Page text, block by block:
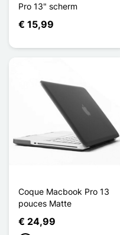
Pro 13" scherm
€ 15,99
Coque Macbook Pro 13
pouces Matte
€ 24,99